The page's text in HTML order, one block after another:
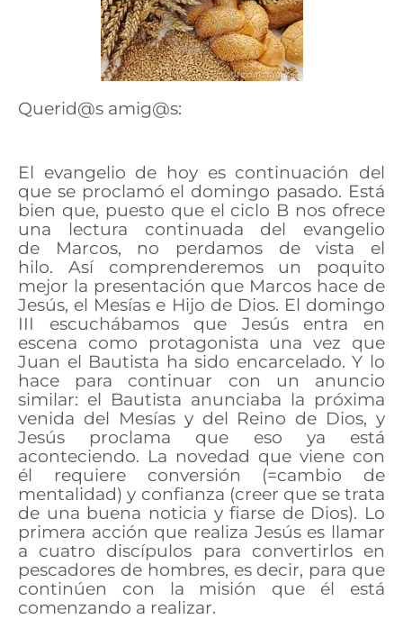
Querid@s amig@s:
El evangelio de hoy es continuación del
que se proclamó el domingo pasado. Está
bien que, puesto que el ciclo B nos ofrece
una lectura continuada del evangelio
de Marcos, no perdamos de vista el
hilo. Así comprenderemos un poquito
mejor la presentación que Marcos hace de
Jesús, el Mesías e Hijo de Dios. El domingo
III escuchábamos que Jesús entra en
escena como protagonista una vez que
Juan el Bautista ha sido encarcelado. Y lo
hace para continuar con un anuncio
similar: el Bautista anunciaba la próxima
venida del Mesías y del Reino de Dios, y
Jesús proclama que eso ya está
aconteciendo. La novedad que viene con
él requiere conversión (=cambio de
mentalidad) y confianza (creer que se trata
de una buena noticia y fiarse de Dios). Lo
primera acción que realiza Jesús es llamar
a cuatro discípulos para convertirlos en
pescadores de hombres, es decir, para que
continúen con la misión que él está
comenzando a realizar.